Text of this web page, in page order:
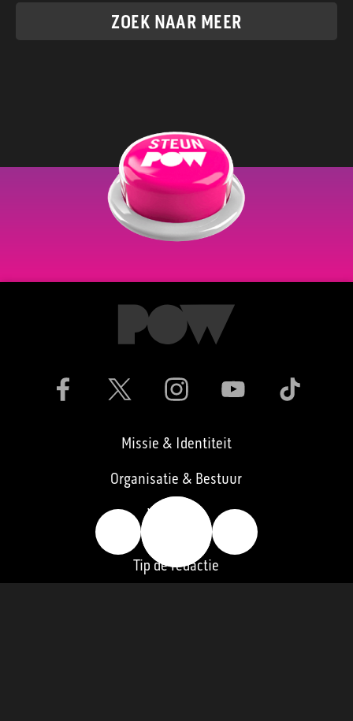
ZOEK NAAR MEER
Missie & Identiteit
Organisatie & Bestuur
Vacatures
Tip de redactie